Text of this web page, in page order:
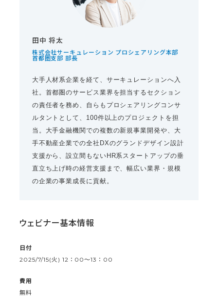
田中 将太
株式会社サーキュレーション プロシェアリング本部
首都圏支部 部長
大手人材系企業を経て、サーキュレーションへ入
社。首都圏のサービス業界を担当するセクション
の責任者を務め、自らもプロシェアリングコンサ
ルタントとして、100件以上のプロジェクトを担
当。大手金融機関での複数の新規事業開発や、大
手不動産企業での全社DXのグランドデザイン設計
支援から、設立間もないHR系スタートアップの垂
直立ち上げ時の経営支援まで、幅広い業界・規模
の企業の事業成長に貢献。
ウェビナー基本情報
日付
2025/7/15(火) 12：00〜13：00
費用
無料